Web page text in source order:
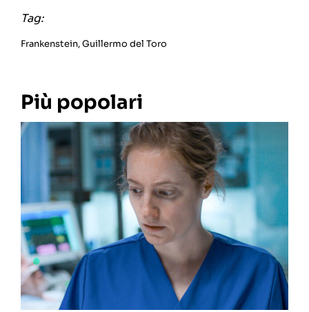
Tag:
Frankenstein,Guillermo del Toro
Più popolari